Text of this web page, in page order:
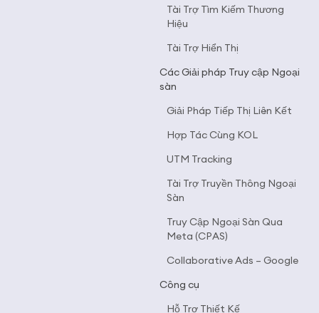
Tài Trợ Tìm Kiếm Thương
Hiệu
Tài Trợ Hiển Thị
Các Giải pháp Truy cập Ngoại
sàn
Giải Pháp Tiếp Thị Liên Kết
Hợp Tác Cùng KOL
UTM Tracking
Tài Trợ Truyền Thông Ngoại
Sàn
Truy Cập Ngoại Sàn Qua
Meta (CPAS)
Collaborative Ads – Google
Công cụ
Hỗ Trợ Thiết Kế